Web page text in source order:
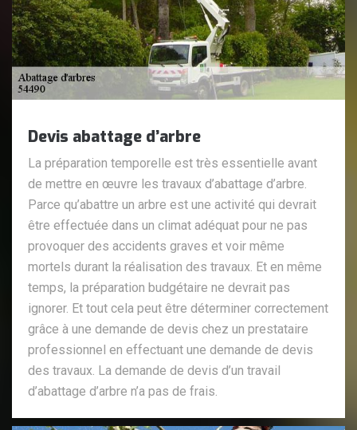
Devis abattage d’arbre
La préparation temporelle est très essentielle avant
de mettre en œuvre les travaux d’abattage d’arbre.
Parce qu’abattre un arbre est une activité qui devrait
être effectuée dans un climat adéquat pour ne pas
provoquer des accidents graves et voir même
mortels durant la réalisation des travaux. Et en même
temps, la préparation budgétaire ne devrait pas
ignorer. Et tout cela peut être déterminer correctement
grâce à une demande de devis chez un prestataire
professionnel en effectuant une demande de devis
des travaux. La demande de devis d’un travail
d’abattage d’arbre n’a pas de frais.